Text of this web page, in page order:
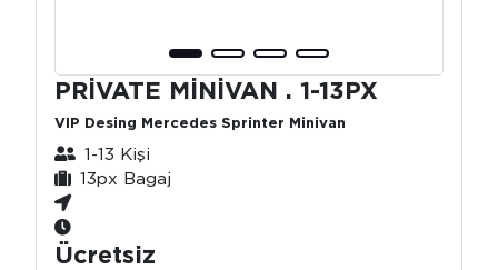
PRİVATE MİNİVAN . 1-13PX
VIP Desing Mercedes Sprinter Minivan
1-13 Kişi
13px Bagaj
Ücretsiz